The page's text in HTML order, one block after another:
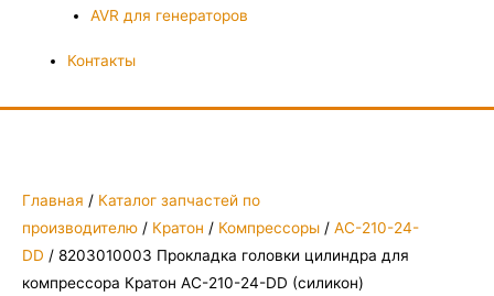
AVR для генераторов
Контакты
Главная / Каталог запчастей по
производителю / Кратон / Компрессоры / AC-210-24-
DD / 8203010003 Прокладка головки цилиндра для
компрессора Кратон AC-210-24-DD (силикон)